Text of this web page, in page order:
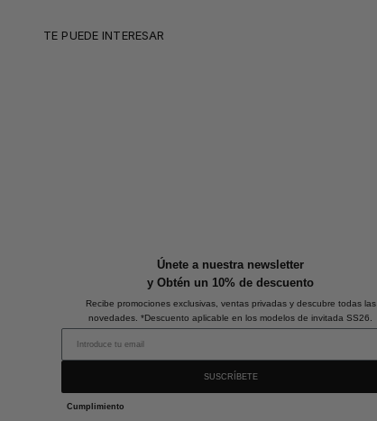
TE PUEDE INTERESAR
Únete a nuestra newsletter
y Obtén un 10% de descuento
Recibe promociones exclusivas, ventas privadas y descubre todas las
novedades. *Descuento aplicable en los modelos de invitada SS26.
SUSCRÍBETE
Cumplimiento